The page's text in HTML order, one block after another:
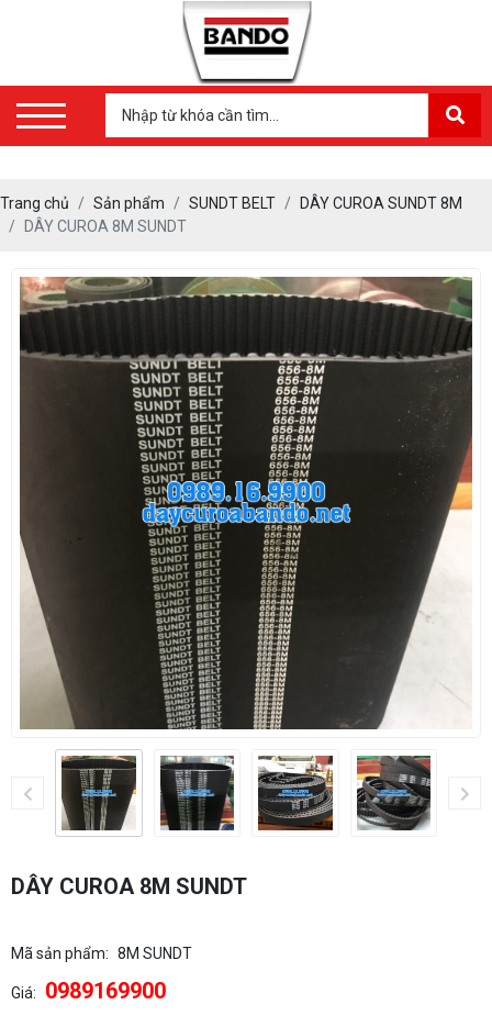
Trang chủ Sản phẩm SUNDT BELT
DÂY CUROA SUNDT 8M
DÂY CUROA 8M SUNDT
DÂY CUROA 8M SUNDT
Mã sản phẩm: 8M SUNDT
Giá: 0989169900